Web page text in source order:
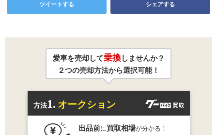
ツイートする シェアする
愛車を売却して乗換しませんか？
２つの売却方法から選択可能！
方法1. オークション
出品前に 買取相場が分かる！